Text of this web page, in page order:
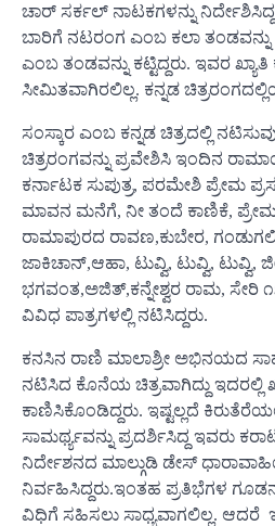
ಚಾರ್ ಸರ್ಕಲ್ ನಾಟಕಗಳನ್ನು
ಬಾರಿಗೆ ನಟರಂಗ ಎಂಬ ಕಲಾ ತಂಡವನ್ನು
ಎಂಬ ತಂಡವನ್ನು ಕಟ್ಟಿದ್ದರು. ಇವರ
ಸೀಮಿತವಾಗಿರಲಿಲ್ಲ. ಕನ್ನಡ
ಸಂಸ್ಕಾರ ಎಂಬ ಕನ್ನಡ ಚಿತ್ರದಲ್ಲಿ
ಚಿತ್ರರಂಗವನ್ನು ಪ್ರವೇಶಿಸಿ ಇಂದಿನ
ಕರ್ನಾಟಕ ಸುಪುತ್ರ, ಪರಮೇಶಿ ಪ್ರೇಮ
ಮಾವನ ಮನೆಗೆ, ನೀ ತಂದೆ ಕಾಣಿಕೆ,
ರಾಮಾಪುರದ ರಾವಣ,ಕುಬೇರ,
ಜಾಕಿಚಾನ್,ಆಹಾ, ಟುವ್ವಿ, ಟುವ್ವಿ,
ಭಗವಂತ,ಅಜಿತ್,ಕನ್ನೇಶ್ವರ ರಾಮ, ಸೇರಿ
ವಿವಿಧ ಪಾತ್ರಗಳಲ್ಲಿ ನಟಿಸಿದ್ದರು.
ಕನಸಿನ ರಾಣಿ ಮಾಲಾಶ್ರೀ ಅಭಿನಯದ
ನಟಿಸಿದ ಕೊನೆಯ ಚಿತ್ರವಾಗಿದ್ದು ಇದರಲ್ಲಿ
ಕಾಣಿಸಿಕೊಂಡಿದ್ದರು. ಇಷ್ಟಲ್ಲದೆ
ಸಾಮರ್ಥ್ಯವನ್ನು ಪ್ರದರ್ಶಿಸಿದ್ದ ಇವರು
ನಿರ್ದೇಶನದ ಮಾಲ್ಗುಡಿ ಡೇಸ್
ನಿರ್ವಹಿಸಿದ್ದರು.ಇಂತಹ ಪ್ರತಿಭೆಗಳ
ವಿಧಿಗೆ ಸಹಿಸಲು ಸಾಧ್ಯವಾಗಲಿಲ್ಲ. ಆದರೆ